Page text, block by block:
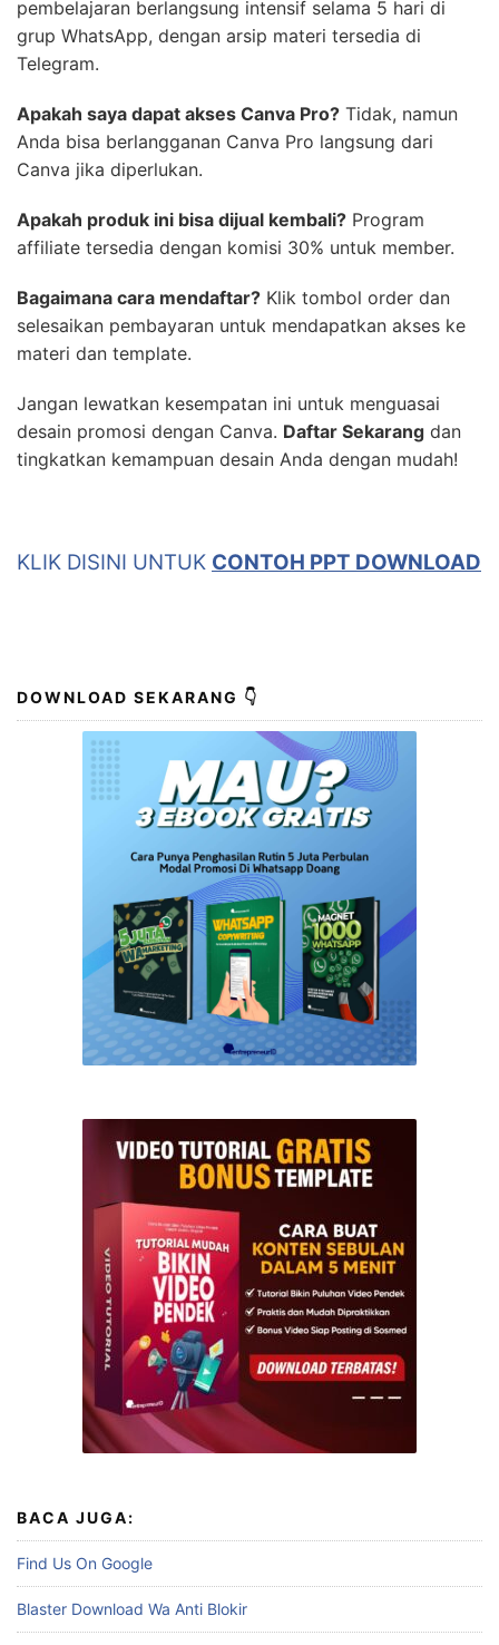
pembelajaran berlangsung intensif selama 5 hari di
grup WhatsApp, dengan arsip materi tersedia di
Telegram.
Apakah saya dapat akses Canva Pro? Tidak, namun
Anda bisa berlangganan Canva Pro langsung dari
Canva jika diperlukan.
Apakah produk ini bisa dijual kembali? Program
affiliate tersedia dengan komisi 30% untuk member.
Bagaimana cara mendaftar? Klik tombol order dan
selesaikan pembayaran untuk mendapatkan akses ke
materi dan template.
Jangan lewatkan kesempatan ini untuk menguasai
desain promosi dengan Canva. Daftar Sekarang dan
tingkatkan kemampuan desain Anda dengan mudah!
KLIK DISINI UNTUK CONTOH PPT DOWNLOAD
DOWNLOAD SEKARANG 👇
BACA JUGA:
Find Us On Google
Blaster Download Wa Anti Blokir